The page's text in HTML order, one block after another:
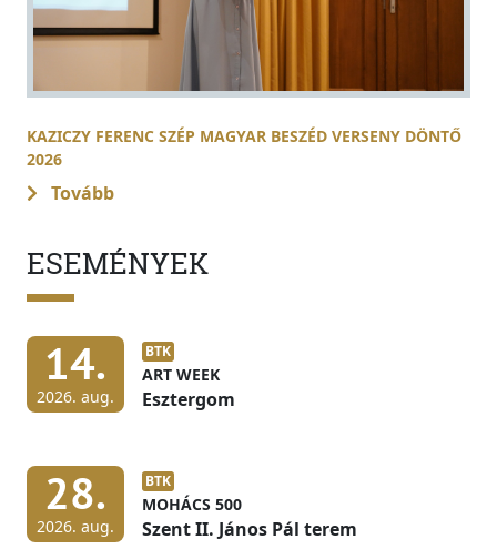
KAZICZY FERENC SZÉP MAGYAR BESZÉD VERSENY DÖNTŐ
2026
Tovább
ESEMÉNYEK
14.
2026. aug.
BTK
ART WEEK
Esztergom
28.
2026. aug.
BTK
MOHÁCS 500
Szent II. János Pál terem